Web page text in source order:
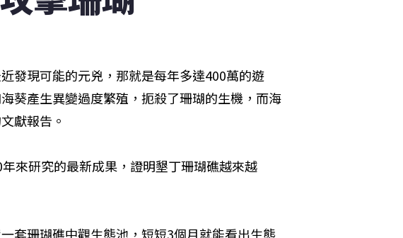
發現可能的元兇，那就是每年多達400萬的遊
葵產生異變過度繁殖，扼殺了珊瑚的生機，而海
獻報告。
來研究的最新成果，證明墾丁珊瑚礁越來越
套珊瑚礁中觀生態池，短短3個月就能看出生態